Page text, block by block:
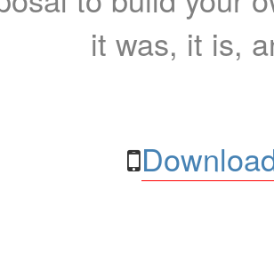
it was, it is,